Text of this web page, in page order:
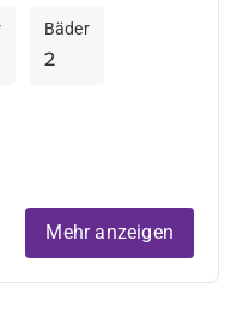
2
Bäder
Mehr anzeigen